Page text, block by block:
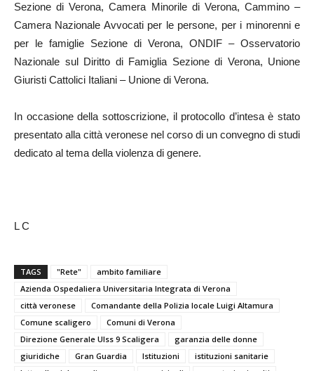
Sezione di Verona, Camera Minorile di Verona, Cammino –
Camera Nazionale Avvocati per le persone, per i minorenni e
per le famiglie Sezione di Verona, ONDIF – Osservatorio
Nazionale sul Diritto di Famiglia Sezione di Verona, Unione
Giuristi Cattolici Italiani – Unione di Verona.
In occasione della sottoscrizione, il protocollo d’intesa è stato
presentato alla città veronese nel corso di un convegno di studi
dedicato al tema della violenza di genere.
L C
TAGS "Rete"
ambito familiare
Azienda Ospedaliera Universitaria Integrata di Verona
città veronese
Comandante della Polizia locale Luigi Altamura
Comune scaligero
Comuni di Verona
Direzione Generale Ulss 9 Scaligera
garanzia delle donne
giuridiche
Gran Guardia Istituzioni
istituzioni sanitarie